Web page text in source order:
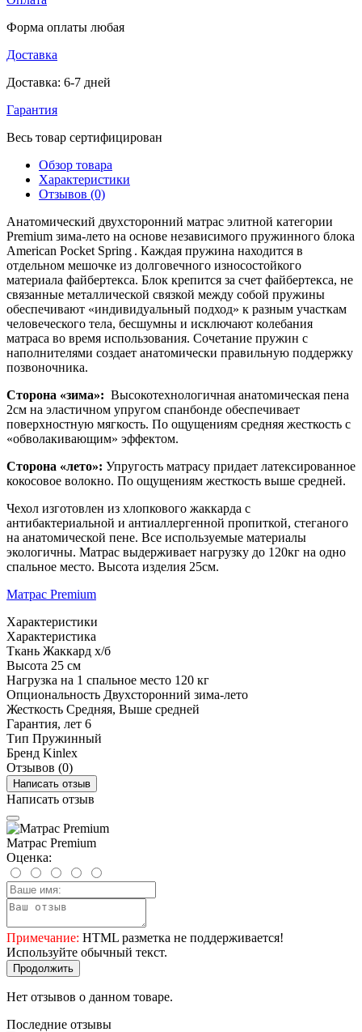
Форма оплаты любая
Доставка
Доставка: 6-7 дней
Гарантия
Весь товар сертифицирован
Обзор товара
Характеристики
Отзывов (0)
Анатомический двухсторонний матрас элитной категории
Premium зима-лето на основе независимого пружинного блока
American Pocket Spring . Каждая пружина находится в
отдельном мешочке из долговечного износостойкого
материала файбертекса. Блок крепится за счет файбертекса, не
связанные металлической связкой между собой пружины
обеспечивают «индивидуальный подход» к разным участкам
человеческого тела, бесшумны и исключают колебания
матраса во время использования. Сочетание пружин с
наполнителями создает анатомически правильную поддержку
позвоночника.
Сторона «зима»: Высокотехнологичная анатомическая пена
2см на эластичном упругом спанбонде обеспечивает
поверхностную мягкость. По ощущениям средняя жесткость с
«обволакивающим» эффектом.
Сторона «лето»: Упругость матрасу придает латексированное
кокосовое волокно. По ощущениям жесткость выше средней.
Чехол изготовлен из хлопкового жаккарда с
антибактериальной и антиаллергенной пропиткой, стеганого
на анатомической пене. Все используемые материалы
экологичны. Матрас выдерживает нагрузку до 120кг на одно
спальное место. Высота изделия 25см.
Матрас Premium
Характеристики
Характеристика
Ткань Жаккард х/б
Высота 25 см
Нагрузка на 1 спальное место 120 кг
Опциональность Двухсторонний зима-лето
Жесткость Средняя, Выше средней
Гарантия, лет 6
Тип Пружинный
Бренд Kinlex
Отзывов (0)
Написать отзыв
Написать отзыв
Матрас Premium
Оценка:
Примечание: HTML разметка не поддерживается!
Используйте обычный текст.
Продолжить
Нет отзывов о данном товаре.
Последние отзывы